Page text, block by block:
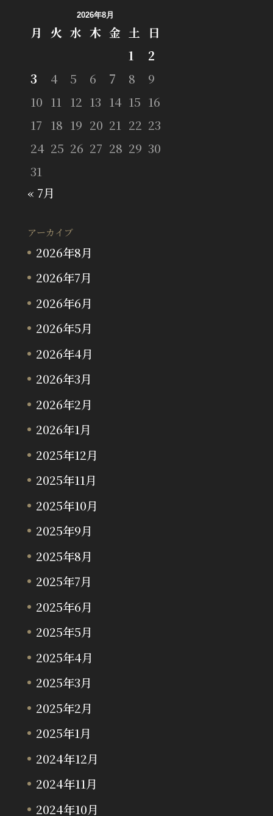
2026年8月
月 火 水 木 金 土
日
1
2
3
4 5 6 7 8
9
10 11 12 13 14 15 16
17 18 19 20 21 22 23
24 25 26 27 28 29 30
31
« 7月
アーカイブ
2026年8月
2026年7月
2026年6月
2026年5月
2026年4月
2026年3月
2026年2月
2026年1月
2025年12月
2025年11月
2025年10月
2025年9月
2025年8月
2025年7月
2025年6月
2025年5月
2025年4月
2025年3月
2025年2月
2025年1月
2024年12月
2024年11月
2024年10月